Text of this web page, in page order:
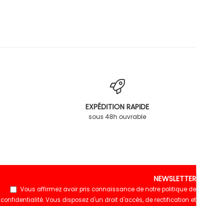
EXPÉDITION RAPIDE
sous 48h ouvrable
NEWSLETTER
Vous affirmez avoir pris connaissance de notrepolitique de
confidentialité. Vous disposez d'un droit d'accès, de rectification et